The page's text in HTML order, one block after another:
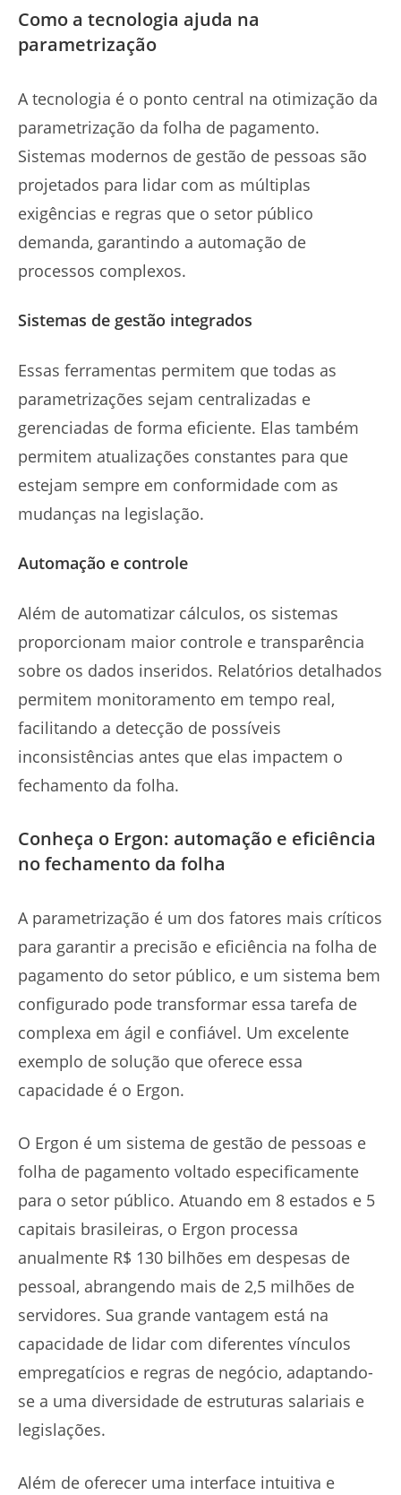
Como a tecnologia ajuda na
parametrização
A tecnologia é o ponto central na otimização da
parametrização da folha de pagamento.
Sistemas modernos de gestão de pessoas são
projetados para lidar com as múltiplas
exigências e regras que o setor público
demanda, garantindo a automação de
processos complexos.
Sistemas de gestão integrados
Essas ferramentas permitem que todas as
parametrizações sejam centralizadas e
gerenciadas de forma eficiente. Elas também
permitem atualizações constantes para que
estejam sempre em conformidade com as
mudanças na legislação.
Automação e controle
Além de automatizar cálculos, os sistemas
proporcionam maior controle e transparência
sobre os dados inseridos. Relatórios detalhados
permitem monitoramento em tempo real,
facilitando a detecção de possíveis
inconsistências antes que elas impactem o
fechamento da folha.
Conheça o Ergon: automação e eficiência
no fechamento da folha
A parametrização é um dos fatores mais críticos
para garantir a precisão e eficiência na folha de
pagamento do setor público, e um sistema bem
configurado pode transformar essa tarefa de
complexa em ágil e confiável. Um excelente
exemplo de solução que oferece essa
capacidade é o Ergon.
O Ergon é um sistema de gestão de pessoas e
folha de pagamento voltado especificamente
para o setor público. Atuando em 8 estados e 5
capitais brasileiras, o Ergon processa
anualmente R$ 130 bilhões em despesas de
pessoal, abrangendo mais de 2,5 milhões de
servidores. Sua grande vantagem está na
capacidade de lidar com diferentes vínculos
empregatícios e regras de negócio, adaptando-
se a uma diversidade de estruturas salariais e
legislações.
Além de oferecer uma interface intuitiva e